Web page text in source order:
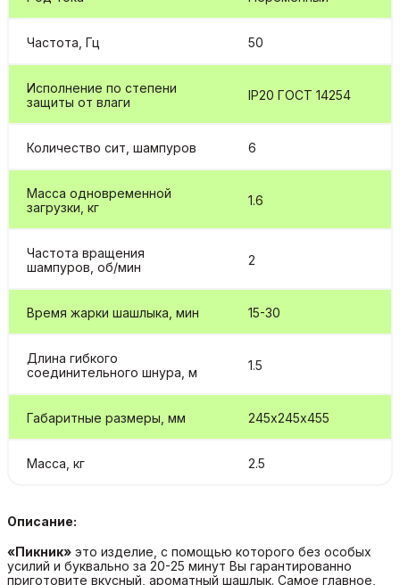
Частота, Гц 50
Исполнение по степени
защиты от влаги
IP20 ГОСТ 14254
Количество сит, шампуров 6
Масса одновременной
загрузки, кг
1.6
Частота вращения
шампуров, об/мин
2
Время жарки шашлыка, мин 15-30
Длина гибкого
соединительного шнура, м
1.5
Габаритные размеры, мм 245х245х455
Масса, кг 2.5
Описание:
«Пикник» это изделие, с помощью которого без особых
усилий и буквально за 20-25 минут Вы гарантированно
приготовите вкусный, ароматный шашлык. Самое главное,